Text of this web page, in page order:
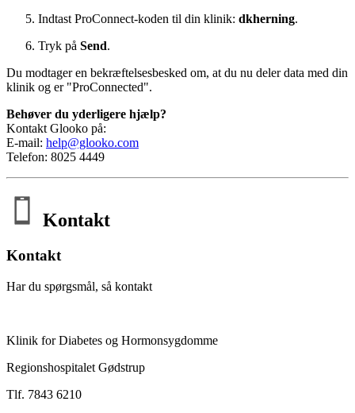
Indtast ProConnect-koden til din klinik: dkherning.
Tryk på Send.
Du modtager en bekræftelsesbesked om, at du nu deler data med din
klinik og er "ProConnected".
Behøver du yderligere hjælp?
Kontakt Glooko på:
E-mail: help@glooko.com
Telefon: 8025 4449
Kontakt
Kontakt
Har du spørgsmål, så kontakt
Klinik for Diabetes og Hormonsygdomme
Regionshospitalet Gødstrup
Tlf. 7843 6210